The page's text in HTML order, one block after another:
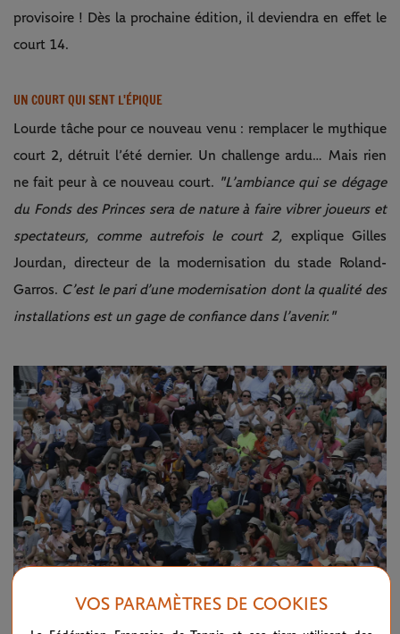
provisoire ! Dès la prochaine édition, il deviendra en effet le
court 14.
UN COURT QUI SENT L'ÉPIQUE
Lourde tâche pour ce nouveau venu : remplacer le mythique
court 2, détruit l’été dernier. Un challenge ardu… Mais rien
ne fait peur à ce nouveau court. "L’ambiance qui se dégage
du Fonds des Princes sera de nature à faire vibrer joueurs et
spectateurs, comme autrefois le court 2, explique Gilles
Jourdan, directeur de la modernisation du stade Roland-
Garros. C’est le pari d’une modernisation dont la qualité des
installations est un gage de confiance dans l’avenir."
VOS PARAMÈTRES DE COOKIES